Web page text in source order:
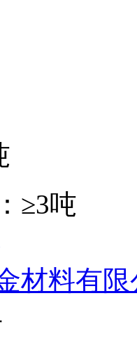
≥3吨
材料有限